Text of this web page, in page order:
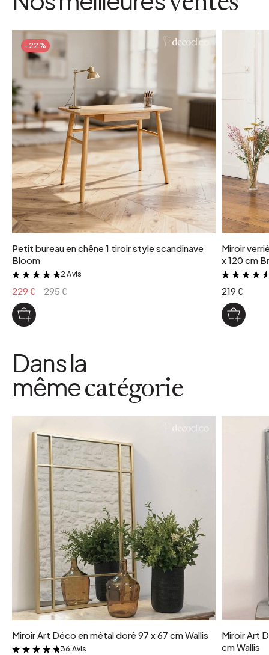
-22%
Petit bureau en chêne 1 tiroir style scandinave
Bloom
&
2 Avis
229 € 295 €
Miroir
x 120 cm
219 €
Dans la
mêmecatégorie
Miroir Art Déco en métal doré 97 x 67 cm Wallis
&
36 Avis
Miroir Art
cm Wallis